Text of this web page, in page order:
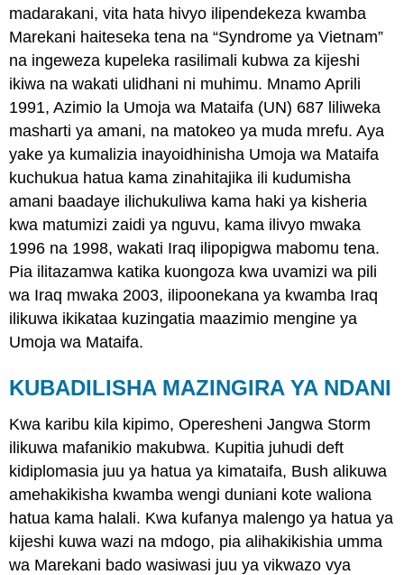
madarakani, vita hata hivyo ilipendekeza kwamba
Marekani haiteseka tena na “Syndrome ya Vietnam”
na ingeweza kupeleka rasilimali kubwa za kijeshi
ikiwa na wakati ulidhani ni muhimu. Mnamo Aprili
1991, Azimio la Umoja wa Mataifa (UN) 687 liliweka
masharti ya amani, na matokeo ya muda mrefu. Aya
yake ya kumalizia inayoidhinisha Umoja wa Mataifa
kuchukua hatua kama zinahitajika ili kudumisha
amani baadaye ilichukuliwa kama haki ya kisheria
kwa matumizi zaidi ya nguvu, kama ilivyo mwaka
1996 na 1998, wakati Iraq ilipopigwa mabomu tena.
Pia ilitazamwa katika kuongoza kwa uvamizi wa pili
wa Iraq mwaka 2003, ilipoonekana ya kwamba Iraq
ilikuwa ikikataa kuzingatia maazimio mengine ya
Umoja wa Mataifa.
KUBADILISHA MAZINGIRA YA NDANI
Kwa karibu kila kipimo, Operesheni Jangwa Storm
ilikuwa mafanikio makubwa. Kupitia juhudi deft
kidiplomasia juu ya hatua ya kimataifa, Bush alikuwa
amehakikisha kwamba wengi duniani kote waliona
hatua kama halali. Kwa kufanya malengo ya hatua ya
kijeshi kuwa wazi na mdogo, pia alihakikishia umma
wa Marekani bado wasiwasi juu ya vikwazo vya